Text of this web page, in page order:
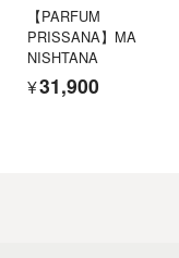
【PARFUM
PRISSANA】MA
NISHTANA
¥31,900